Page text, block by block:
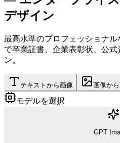
デザイン
最高水準のプロフェッショナ
で卒業証書、企業表彰状、公
ン。
テキストから画像 画像か
モデルを選択
GPT